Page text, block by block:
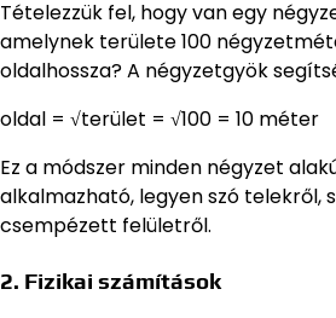
Tételezzük fel, hogy van egy
amelynek területe 100
oldalhossza? A négyzetgyök
oldal = √terület = √100 = 10 méter
Ez a módszer minden négyzet
alkalmazható, legyen szó telekről,
csempézett felületről.
2. Fizikai számítások